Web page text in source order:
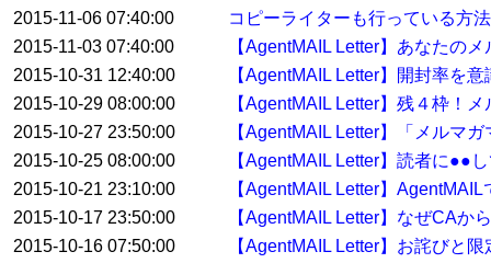
2015-11-06 07:40:00
コピーライターも行っている方
2015-11-03 07:40:00
【AgentMAIL Letter】あなたの
2015-10-31 12:40:00
【AgentMAIL Letter】開封率を
2015-10-29 08:00:00
【AgentMAIL Letter】残４枠！
2015-10-27 23:50:00
【AgentMAIL Letter】「メルマ
2015-10-25 08:00:00
【AgentMAIL Letter】読者に●●
2015-10-21 23:10:00
【AgentMAIL Letter】
2015-10-17 23:50:00
【AgentMAIL Letter】なぜCAか
2015-10-16 07:50:00
【AgentMAIL Letter】お詫びと